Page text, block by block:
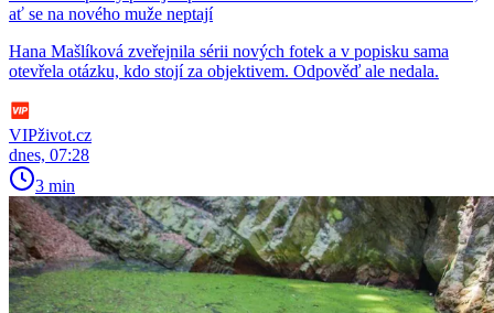
ať se na nového muže neptají
Hana Mašlíková zveřejnila sérii nových fotek a v popisku sama
otevřela otázku, kdo stojí za objektivem. Odpověď ale nedala.
VIPživot.cz
dnes, 07:28
3 min